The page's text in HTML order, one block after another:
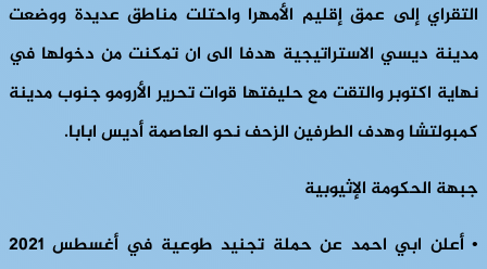
التقراي إلى عمق إقليم الأمهرا واحتلت مناطق عديدة ووضعت
مدينة ديسي الاستراتيجية هدفا الى ان تمكنت من دخولها في
نهاية اكتوبر والتقت مع حليفتها قوات تحرير الأرومو جنوب مدينة
كمبولتشا وهدف الطرفين الزحف نحو العاصمة أديس ابابا.
جبهة الحكومة الإثيوبية
•
أعلن ابي احمد عن حملة تجنيد طوعية في أغسطس 2021